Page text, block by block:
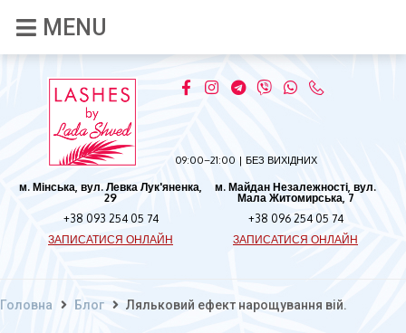
09:00–21:00 | БЕЗ ВИХІДНИХ
м. Мінська, вул. Левка Лук'яненка,
29
+38 093 254 05 74
ЗАПИСАТИСЯ ОНЛАЙН
м. Майдан Незалежності, вул.
Мала Житомирська, 7
+38 096 254 05 74
ЗАПИСАТИСЯ ОНЛАЙН
Головна Блог Ляльковий ефект нарощування вій.